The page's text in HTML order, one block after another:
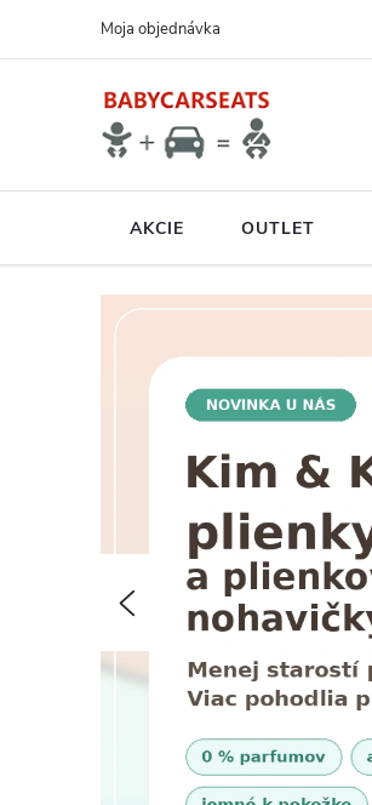
Moja objednávka
AKCIE OUTLET
N
T
V
Predchádzajúce